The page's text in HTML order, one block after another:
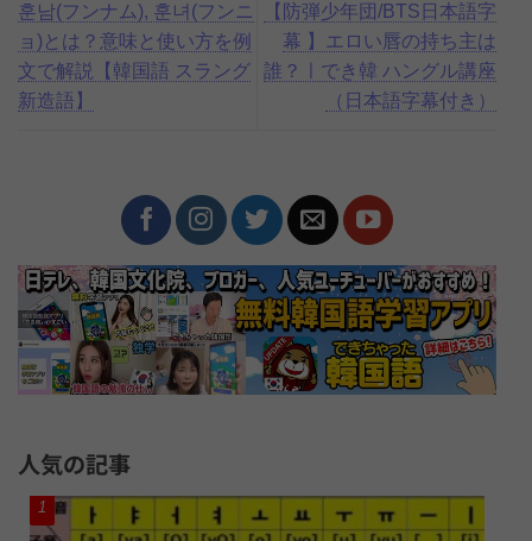
훈남(フンナム), 훈녀(フンニ
ョ)とは？意味と使い方を例
文で解説【韓国語 スラング
新造語】
【防弾少年団/BTS日本語字
幕 】エロい唇の持ち主は
誰？ㅣでき韓 ハングル講座
（日本語字幕付き）
人気の記事